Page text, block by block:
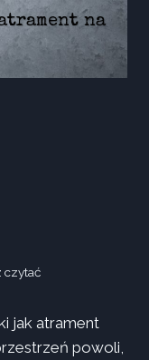
na
czytać
jak atrament
powoli,